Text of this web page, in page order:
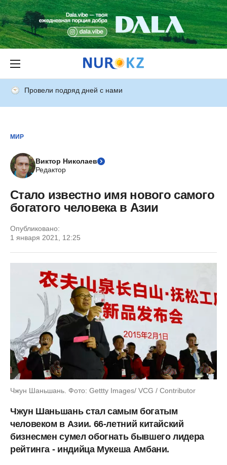
Провели подряд дней с нами
МИР
Виктор Николаев
Редактор
Стало известно имя нового самого
богатого человека в Азии
Опубликовано:
1 января 2021, 12:25
Чжун Шаньшань. Фото: Gettty Images/ VCG / Contributor
Чжун Шаньшань стал самым богатым
человеком в Азии. 66-летний китайский
бизнесмен сумел обогнать бывшего лидера
рейтинга - индийца Мукеша Амбани.